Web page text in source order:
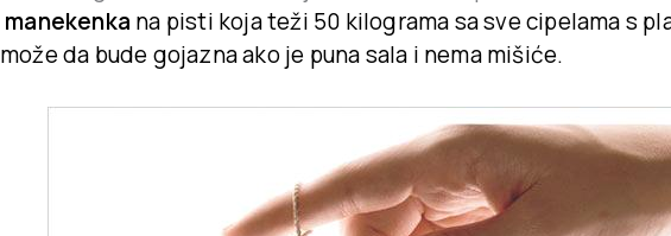
manekenka na pisti koja teži 50 kilograma sa sve cipelama s
može da bude gojazna akoje puna sala i nema mišiće.